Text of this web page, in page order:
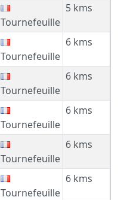
Tournefeuille
5 kms
Tournefeuille
6 kms
Tournefeuille
6 kms
Tournefeuille
6 kms
Tournefeuille
6 kms
Tournefeuille
6 kms